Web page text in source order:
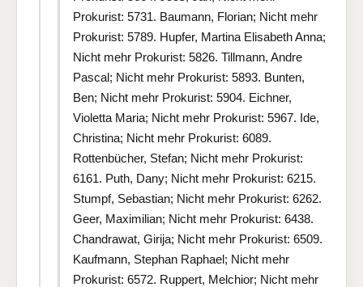
Prokurist: 5731. Baumann, Florian; Nicht mehr
Prokurist: 5789. Hupfer, Martina Elisabeth Anna;
Nicht mehr Prokurist: 5826. Tillmann, Andre
Pascal; Nicht mehr Prokurist: 5893. Bunten,
Ben; Nicht mehr Prokurist: 5904. Eichner,
Violetta Maria; Nicht mehr Prokurist: 5967. Ide,
Christina; Nicht mehr Prokurist: 6089.
Rottenbücher, Stefan; Nicht mehr Prokurist:
6161. Puth, Dany; Nicht mehr Prokurist: 6215.
Stumpf, Sebastian; Nicht mehr Prokurist: 6262.
Geer, Maximilian; Nicht mehr Prokurist: 6438.
Chandrawat, Girija; Nicht mehr Prokurist: 6509.
Kaufmann, Stephan Raphael; Nicht mehr
Prokurist: 6572. Ruppert, Melchior; Nicht mehr